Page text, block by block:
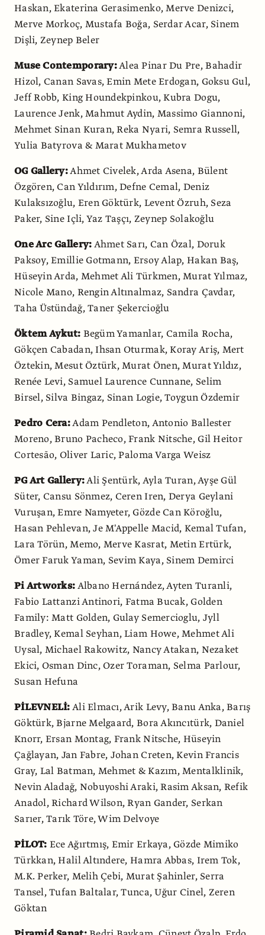
Haskan, Ekaterina Gerasimenko, Merve Denizci,
Merve Morkoç, Mustafa Boğa, Serdar Acar, Sinem
Dişli, Zeynep Beler
Muse Contemporary:Alea Pinar Du Pre, Bahadir
Hizol, Canan Savas, Emin Mete Erdogan, Goksu Gul,
Jeff Robb, King Houndekpinkou, Kubra Dogu,
Laurence Jenk, Mahmut Aydin, Massimo Giannoni,
Mehmet Sinan Kuran, Reka Nyari, Semra Russell,
Yulia Batyrova & Marat Mukhametov
OG Gallery:Ahmet Civelek, Arda Asena, Bülent
Özgören, Can Yıldırım, Defne Cemal, Deniz
Kulaksızoğlu, Eren Göktürk, Levent Özruh, Seza
Paker, Sine Içli, Yaz Taşçı, Zeynep Solakoğlu
One Arc Gallery:Ahmet Sarı, Can Özal, Doruk
Paksoy, Emillie Gotmann, Ersoy Alap, Hakan Baş,
Hüseyin Arda, Mehmet Ali Türkmen, Murat Yılmaz,
Nicole Mano, Rengin Altınalmaz, Sandra Çavdar,
Taha Üstündağ, Taner Şekercioğlu
Öktem Aykut: Begüm Yamanlar, Camila Rocha,
Gökçen Cabadan, Ihsan Oturmak, Koray Ariş, Mert
Öztekin, Mesut Öztürk, Murat Önen, Murat Yıldız,
Renée Levi, Samuel Laurence Cunnane, Selim
Birsel, Silva Bingaz, Sinan Logie, Toygun Özdemir
Pedro Cera:Adam Pendleton, Antonio Ballester
Moreno, Bruno Pacheco, Frank Nitsche, Gil Heitor
Cortesão, Oliver Laric, Paloma Varga Weisz
PG Art Gallery:Ali Şentürk, Ayla Turan, Ayşe Gül
Süter, Cansu Sönmez, Ceren Iren, Derya Geylani
Vuruşan, Emre Namyeter, Gözde Can Köroğlu,
Hasan Pehlevan, Je M'Appelle Macid, Kemal Tufan,
Lara Törün, Memo, Merve Kasrat, Metin Ertürk,
Ömer Faruk Yaman, Sevim Kaya, Sinem Demirci
Pi Artworks:Albano Hernández, Ayten Turanli,
Fabio Lattanzi Antinori, Fatma Bucak, Golden
Family: Matt Golden, Gulay Semercioglu, Jyll
Bradley, Kemal Seyhan, Liam Howe, Mehmet Ali
Uysal, Michael Rakowitz, Nancy Atakan, Nezaket
Ekici, Osman Dinc, Ozer Toraman, Selma Parlour,
Susan Hefuna
PİLEVNELİ:Ali Elmacı, Arik Levy, Banu Anka, Barış
Göktürk, Bjarne Melgaard, Bora Akıncıtürk, Daniel
Knorr, Ersan Montag, Frank Nitsche, Hüseyin
Çağlayan, Jan Fabre, Johan Creten, Kevin Francis
Gray, Lal Batman, Mehmet & Kazım, Mentalklinik,
Nevin Aladağ, Nobuyoshi Araki, Rasim Aksan, Refik
Anadol, Richard Wilson, Ryan Gander, Serkan
Sarıer, Tarık Töre, Wim Delvoye
PİLOT: Ece Ağırtmış, Emir Erkaya, Gözde Mimiko
Türkkan, Halil Altındere, Hamra Abbas, Irem Tok,
M.K. Perker, Melih Çebi, Murat Şahinler, Serra
Tansel, Tufan Baltalar, Tunca, Uğur Cinel, Zeren
Göktan